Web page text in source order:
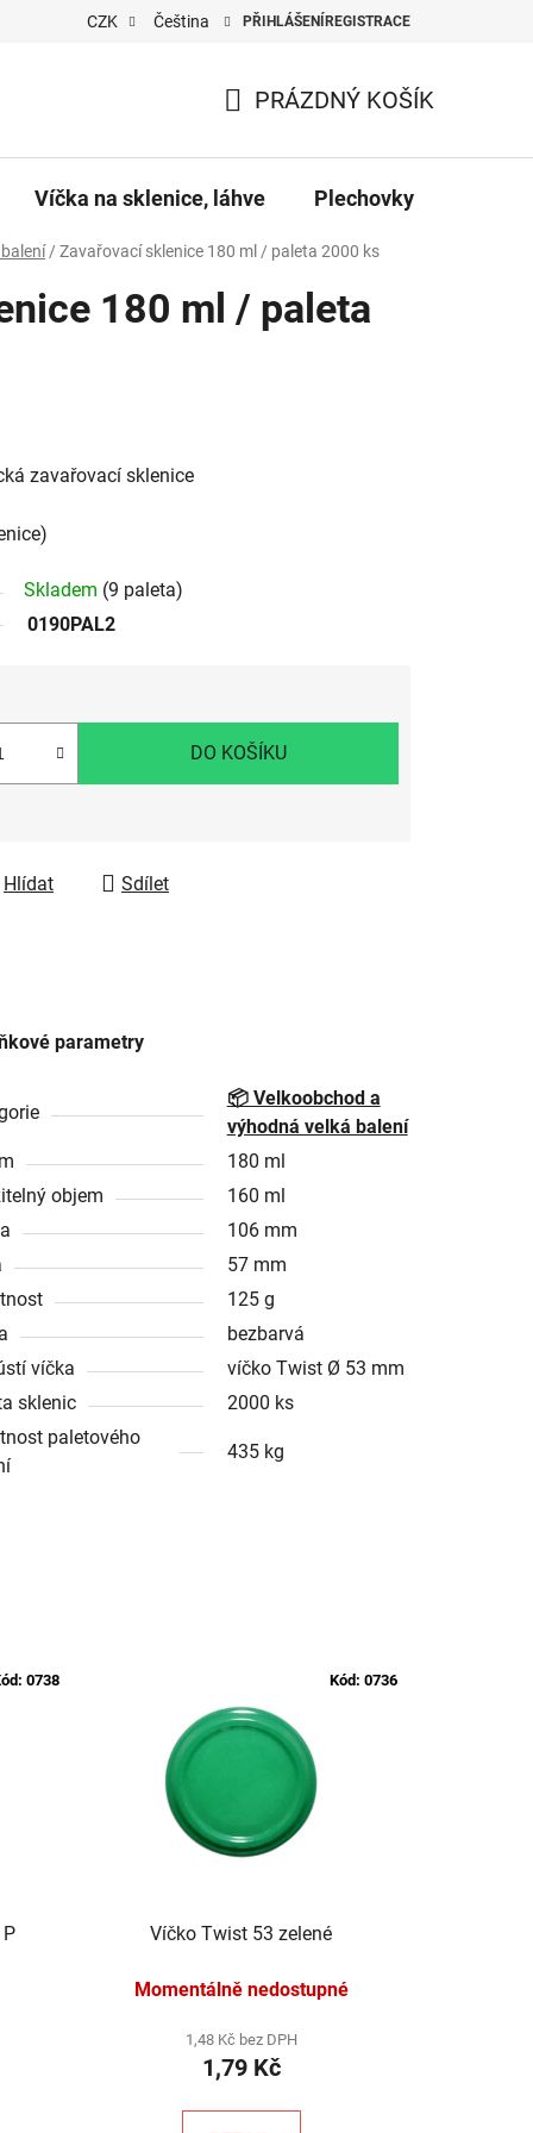
CZK Čeština PŘIHLÁŠENÍ REGISTRACE
KOŠÍK
PRÁZDNÝ KOŠÍK
Víčka na sklenice, láhve Plechovky
/ Zavařovací sklenice 180 ml / paleta 2000 ks
180 ml / paleta
zavařovací sklenice
Skladem (9 paleta)
0190PAL2
DO KOŠÍKU
Hlídat Sdílet
parametry
📦 Velkoobchod a
výhodná velká balení
180 ml
objem
160 ml
106 mm
57 mm
125 g
bezbarvá
víčka
víčko Twist Ø 53 mm
sklenic
2000 ks
paletového
435 kg
0738
Víčko Twist 53 zelené
Momentálně nedostupné
1,48 Kč bez DPH
1,79 Kč
Kód: 0736